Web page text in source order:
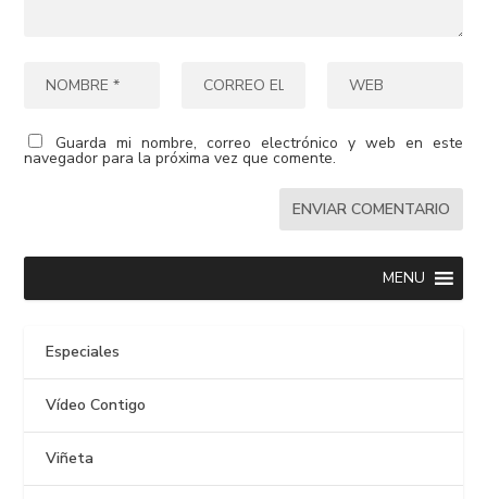
Guarda mi nombre, correo electrónico y web en este
navegador para la próxima vez que comente.
MENU
Especiales
Vídeo Contigo
Viñeta